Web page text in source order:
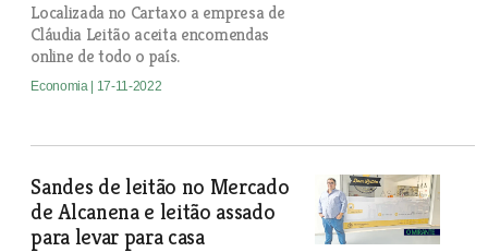
Localizada no Cartaxo a empresa de
Cláudia Leitão aceita encomendas
online de todo o país.
Economia | 17-11-2022
Sandes de leitão no Mercado
de Alcanena e leitão assado
para levar para casa